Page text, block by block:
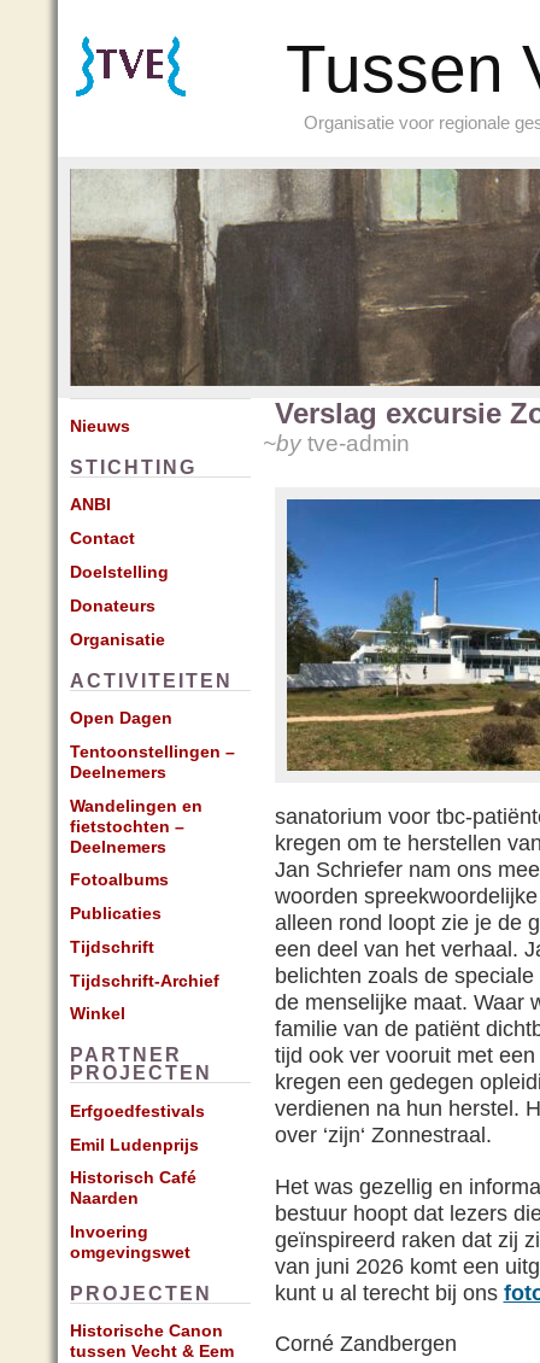
Tussen
Organisatie voor regionale
Verslag excursie
~bytve-admin
sanatorium voor tbc-
kregen om te herstellen
Jan Schriefer nam ons
woorden
alleen rond loopt zie je de
een deel van het verhaal.
belichten zoals de
de menselijke maat. Waar
familie van de patiënt
tijd ook ver vooruit met
kregen een gedegen
verdienen na hun herstel.
over ‘zijn‘ Zonnestraal.
Het was gezellig en
bestuur hoopt dat lezers
geïnspireerd raken dat zij
van juni 2026 komt een
kunt u al terecht bij ons
Corné Zandbergen
Nieuws
STICHTING
ANBI
Contact
Doelstelling
Donateurs
Organisatie
ACTIVITEITEN
Open Dagen
Tentoonstellingen –
Deelnemers
Wandelingen en
fietstochten –
Deelnemers
Fotoalbums
Publicaties
Tijdschrift
Tijdschrift-Archief
Winkel
PARTNER
PROJECTEN
Erfgoedfestivals
Emil Ludenprijs
Historisch Café
Naarden
Invoering
omgevingswet
PROJECTEN
Historische Canon
tussen Vecht & Eem